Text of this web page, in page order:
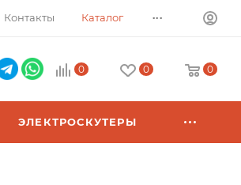
Контакты Каталог ...
0 0 0
ЭЛЕКТРОСКУТЕРЫ